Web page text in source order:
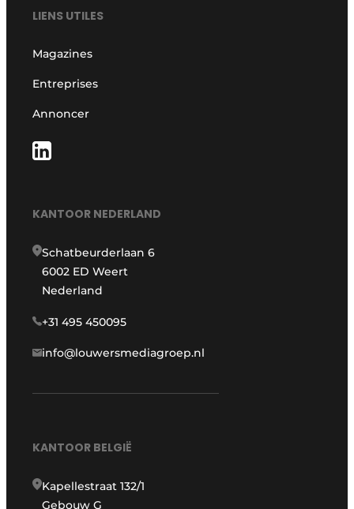
LIENS UTILES
Magazines
Entreprises
Annoncer
KANTOOR NEDERLAND
Schatbeurderlaan 6
6002 ED Weert
Nederland
+31 495 450095
info@louwersmediagroep.nl
KANTOOR BELGIË
Kapellestraat 132/1
Gebouw G